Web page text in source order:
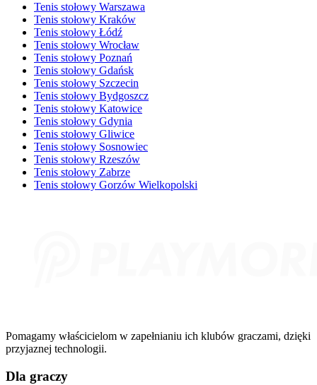
Tenis stołowy Warszawa
Tenis stołowy Kraków
Tenis stołowy Łódź
Tenis stołowy Wrocław
Tenis stołowy Poznań
Tenis stołowy Gdańsk
Tenis stołowy Szczecin
Tenis stołowy Bydgoszcz
Tenis stołowy Katowice
Tenis stołowy Gdynia
Tenis stołowy Gliwice
Tenis stołowy Sosnowiec
Tenis stołowy Rzeszów
Tenis stołowy Zabrze
Tenis stołowy Gorzów Wielkopolski
Pomagamy właścicielom w zapełnianiu ich klubów graczami, dzięki
przyjaznej technologii.
Dla graczy